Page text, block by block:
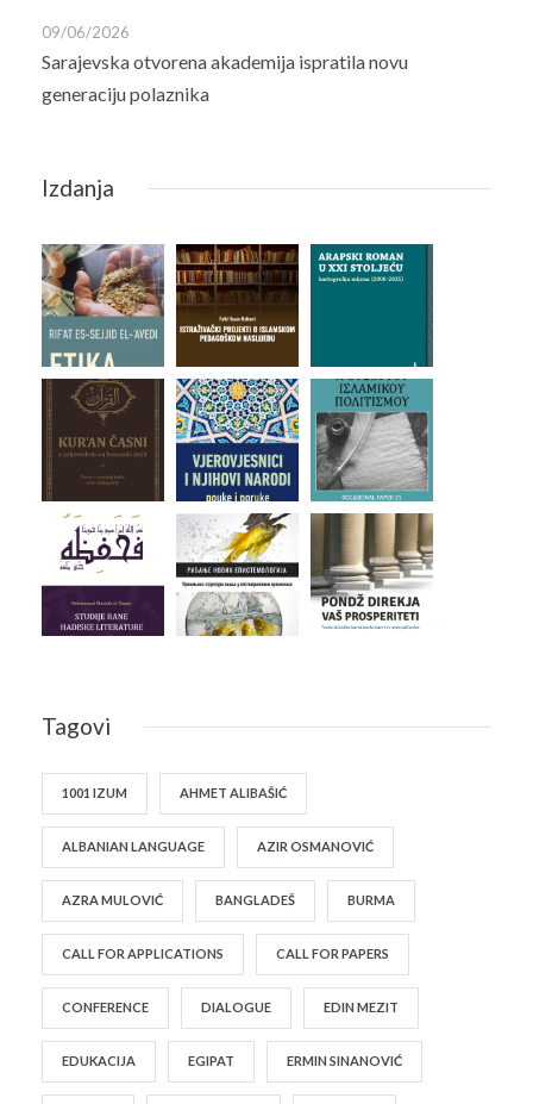
09/06/2026
Sarajevska otvorena akademija ispratila novu
generaciju polaznika
Izdanja
Tagovi
1001 IZUM AHMET ALIBAŠIĆ
ALBANIAN LANGUAGE AZIR OSMANOVIĆ
AZRA MULOVIĆ BANGLADEŠ BURMA
CALL FOR APPLICATIONS CALL FOR PAPERS
CONFERENCE DIALOGUE EDIN MEZIT
EDUKACIJA EGIPAT ERMIN SINANOVIĆ